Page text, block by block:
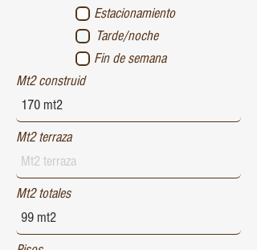
Estacionamiento
Tarde/noche
Fin de semana
Mt2 construid
Mt2 terraza
Mt2 totales